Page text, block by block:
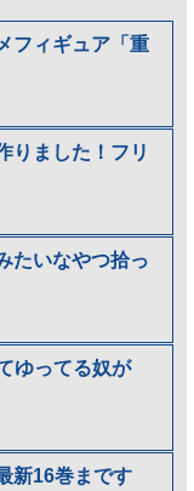
フィギュア「重
りました！フリ
たいなやつ拾っ
ゆってる奴が
新16巻まです